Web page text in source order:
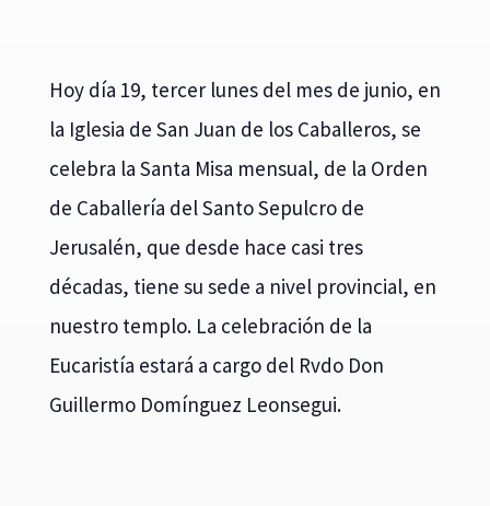
Hoy día 19, tercer lunes del mes de junio, en
la Iglesia de San Juan de los Caballeros, se
celebra la Santa Misa mensual, de la Orden
de Caballería del Santo Sepulcro de
Jerusalén, que desde hace casi tres
décadas, tiene su sede a nivel provincial, en
nuestro templo. La celebración de la
Eucaristía estará a cargo del Rvdo Don
Guillermo Domínguez Leonsegui.